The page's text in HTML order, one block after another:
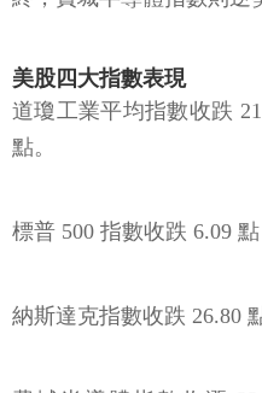
美股四大指數表現
道瓊工業平均指數收跌
點。
標普 500 指數收跌 6.09
納斯達克指數收跌 26.80